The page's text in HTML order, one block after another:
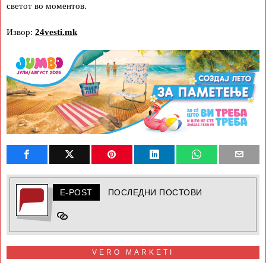
светот во моментов.
Извор: 24vesti.mk
E-POST ПОСЛЕДНИ ПОСТОВИ
VERO MARKETI